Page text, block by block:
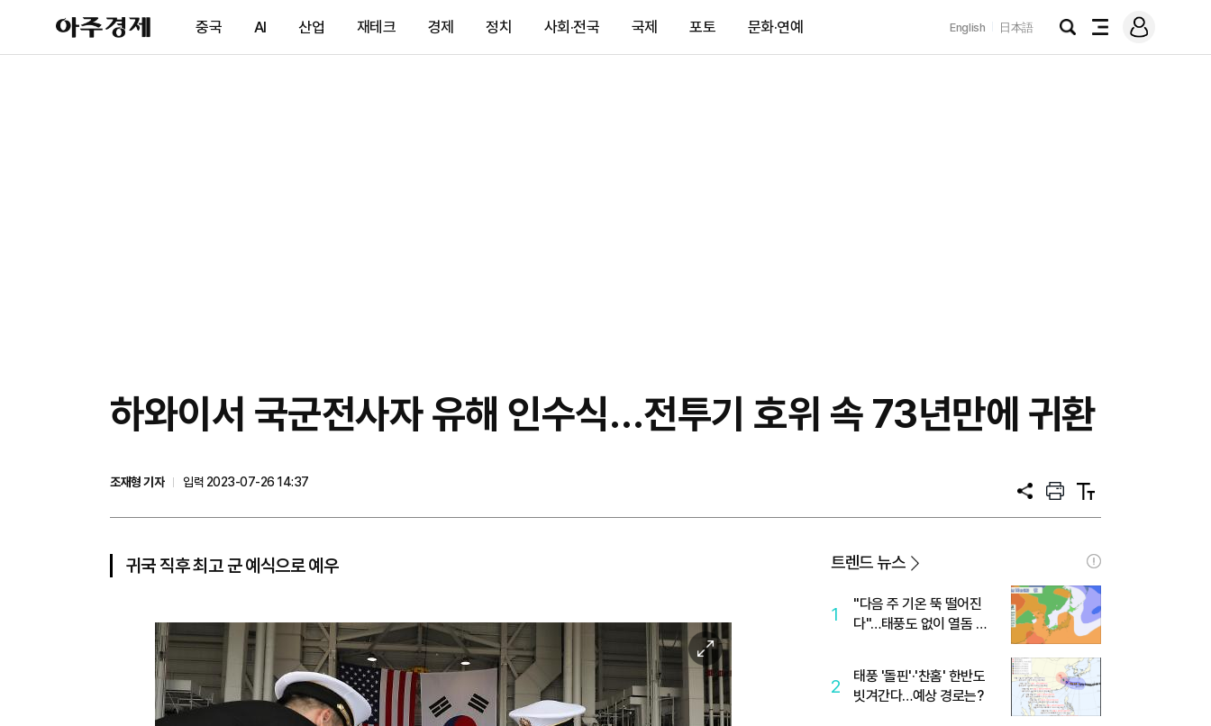
아
주
제
중국 AI 산업 재테크 경제 정치 사회·전국 국제 포토 문화·연예 English 日本語
검
전
메
그
​하와이서 국군전사자 유해 인수식…전투기 호위 속 73년만에 귀환
조재형 기자
입력 2023-07-26 14:37
공
프
트
텍
트
귀국 직후 최고 군 예식으로 예우
이
미
지
트렌드 뉴스
1
"다음 주 기온 뚝 떨어진
다"…태풍도 없이 열돔 박
2
태풍 '돌핀'·'찬홈' 한반도
빗겨간다…예상 경로는?